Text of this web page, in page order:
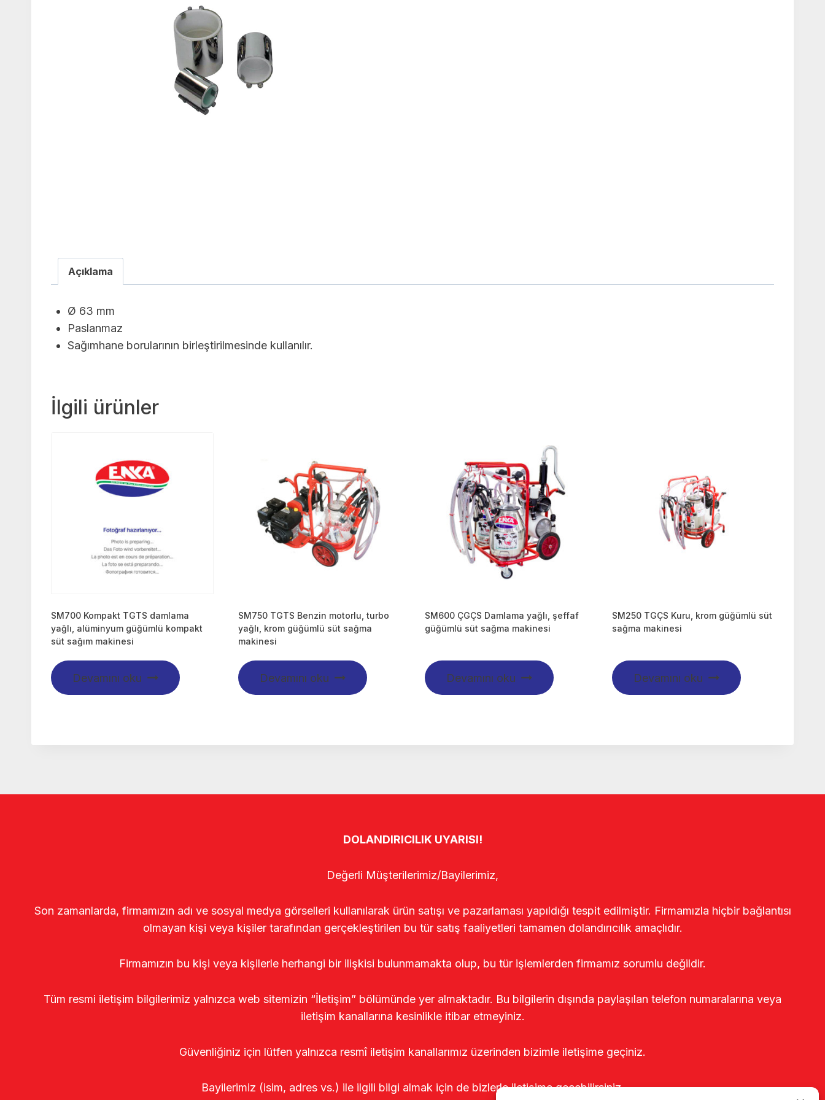
Açıklama
Ø 63 mm
Paslanmaz
Sağımhane borularının birleştirilmesinde kullanılır.
İlgili ürünler
SM700 Kompakt TGTS damlama
yağlı, alüminyum güğümlü kompakt
süt sağım makinesi
Devamını oku
SM750 TGTS Benzin motorlu, turbo
yağlı, krom güğümlü süt sağma
makinesi
Devamını oku
SM600 ÇGÇS Damlama yağlı, şeffaf
güğümlü süt sağma makinesi
Devamını oku
SM250 TGÇS Kuru, krom güğümlü süt
sağma makinesi
Devamını oku
DOLANDIRICILIK UYARISI!
Değerli Müşterilerimiz/Bayilerimiz,
Son zamanlarda, firmamızın adı ve sosyal medya görselleri kullanılarak ürün satışı ve pazarlaması yapıldığı tespit edilmiştir. Firmamızla hiçbir bağlantısı
olmayan kişi veya kişiler tarafından gerçekleştirilen bu tür satış faaliyetleri tamamen dolandırıcılık amaçlıdır.
Firmamızın bu kişi veya kişilerle herhangi bir ilişkisi bulunmamakta olup, bu tür işlemlerden firmamız sorumlu değildir.
Tüm resmi iletişim bilgilerimiz yalnızca web sitemizin “İletişim” bölümünde yer almaktadır. Bu bilgilerin dışında paylaşılan telefon numaralarına veya
iletişim kanallarına kesinlikle itibar etmeyiniz.
Güvenliğiniz için lütfen yalnızca resmî iletişim kanallarımız üzerinden bizimle iletişime geçiniz.
Bayilerimiz (isim, adres vs.) ile ilgili bilgi almak için de bizlerle iletişime geçebilirsiniz.